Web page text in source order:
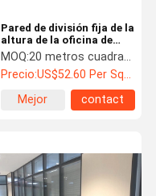
Pared de división fija de la
altura de la oficina de
vidrio de división de la
oficina llena de la pared
con las persianas
MOQ:20 metros cuadrados
Precio:US$52.60 Per Square Meter
Mejor
contact